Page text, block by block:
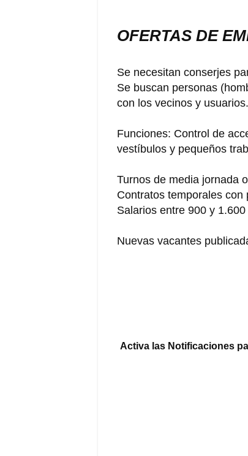
OFERTAS DE
Se necesitan conserjes
Se buscan personas
con los vecinos y usuarios.
Funciones: Control de
vestíbulos y pequeños
Turnos de media jornada
Contratos temporales
Salarios entre 900 y
Nuevas vacantes
Activa las Notificaciones